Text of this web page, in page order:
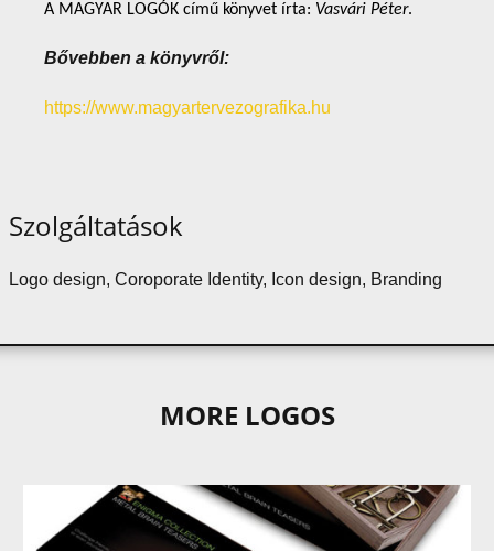
A MAGYAR LOGÓK című könyvet írta: Vasvári Péter.
Bővebben a könyvről:
https://www.magyartervezografika.hu
Szolgáltatások
Logo design, Coroporate Identity, Icon design, Branding
MORE LOGOS